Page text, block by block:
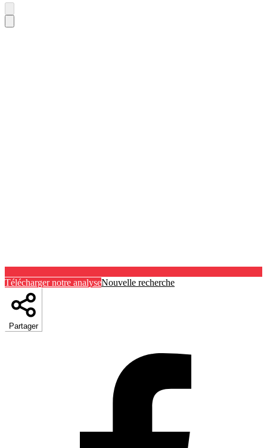
Télécharger notre analyseNouvelle recherche
Partager